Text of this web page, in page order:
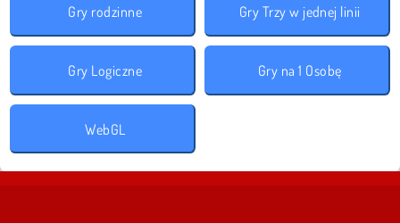
Gry rodzinne Gry Trzy w jednej linii
Gry Logiczne Gry na 1 Osobę
WebGL